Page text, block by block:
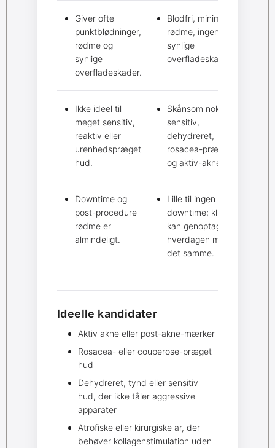
Giver ofte
punktblødninger,
rødme og
synlige
overfladeskader.
Blodfri, minimal
rødme, ingen
synlige
overfladeskader.
Ikke ideel til
meget sensitiv,
reaktiv eller
urenhedspræget
hud.
Skånsom nok til
sensitiv,
dehydreret,
rosacea-præget
og aktiv-akne hud.
Downtime og
post-procedure
rødme er
almindeligt.
Lille til ingen
downtime; klienten
kan genoptage
hverdagen med
det samme.
Ideelle kandidater
Aktiv akne eller post-akne-mærker
Rosacea- eller couperose-præget
hud
Dehydreret, tynd eller sensitiv
hud, der ikke tåler aggressive
apparater
Atrofiske eller kirurgiske ar, der
behøver kollagenstimulation uden